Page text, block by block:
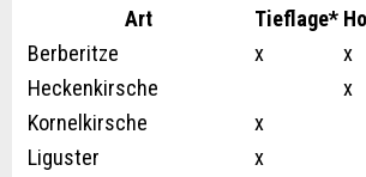
Art
Tieflage*
Berberitze
x
x
Heckenkirsche
x
Kornelkirsche
x
Liguster
x